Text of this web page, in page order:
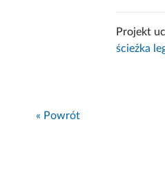
Projekt
ścieżka
« Powrót